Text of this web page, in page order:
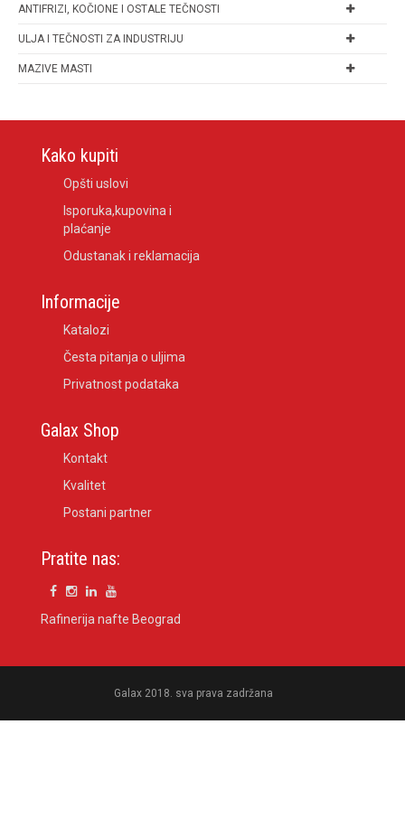
ANTIFRIZI, KOČIONE I OSTALE TEČNOSTI
ULJA I TEČNOSTI ZA INDUSTRIJU
MAZIVE MASTI
Kako kupiti
Opšti uslovi
Isporuka,kupovina i
plaćanje
Odustanak i reklamacija
Informacije
Katalozi
Česta pitanja o uljima
Privatnost podataka
Galax Shop
Kontakt
Kvalitet
Postani partner
Pratite nas:
Rafinerija nafte Beograd
Galax 2018. sva prava zadržana